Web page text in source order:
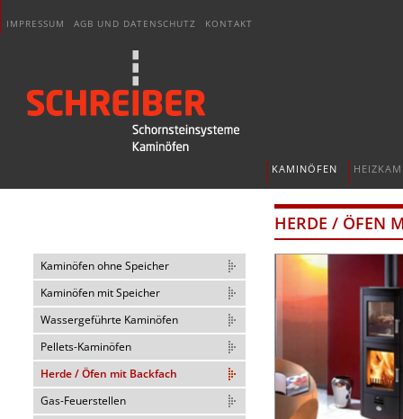
IMPRESSUM AGB UND DATENSCHUTZ KONTAKT
KAMINÖFEN
Kaminöfen ohne Speicher
Kaminöfen mit Speicher
Wassergeführte Kaminöfen
Pellets-Kaminöfen
Herde / Öfen mit Backfach
Gas-Feuerstellen
HERDE / ÖFEN